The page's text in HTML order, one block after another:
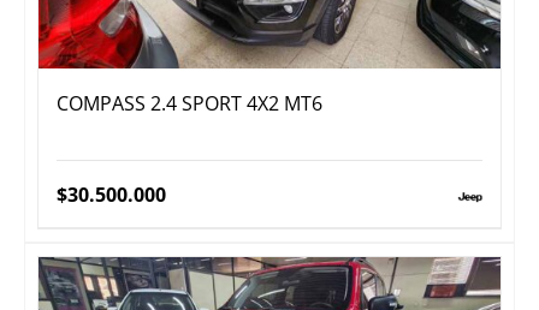
COMPASS 2.4 SPORT 4X2 MT6
$30.500.000